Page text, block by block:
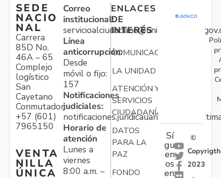
SEDE
NACIO
NAL
Carrera
85D No.
46A – 65
Complejo
logístico
San
Cayetano
Conmutador:
+57 (601)
7965150
VENTA
NILLA
ÚNICA
Correo
institucional:
Línea
anticorrupción:
Desde
móvil o fijo:
157
Notificaciones
judiciales:
Horario de
atención
Lunes a
viernes
8:00 a.m. –
ENLACES
DE
INTERÉS
COMUNICACIONES
LA UNIDAD
ATENCIÓN Y
SERVICIOS
CIUDADANÍA
DATOS
PARA LA
PAZ
FONDO
Sí
gu
en
os
en:
©
Copyrigth
2023